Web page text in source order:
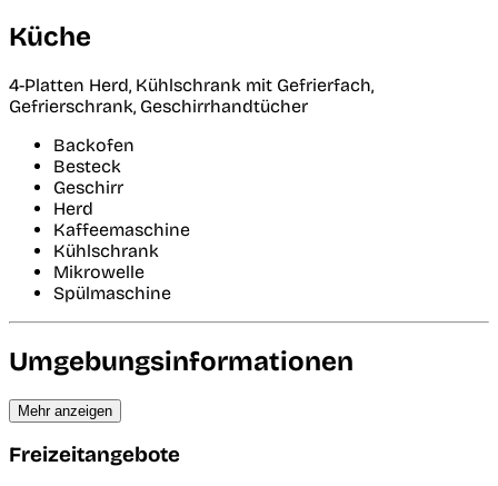
Küche
4-Platten Herd, Kühlschrank mit Gefrierfach,
Gefrierschrank, Geschirrhandtücher
Backofen
Besteck
Geschirr
Herd
Kaffeemaschine
Kühlschrank
Mikrowelle
Spülmaschine
Umgebungsinformationen
Mehr anzeigen
Freizeitangebote